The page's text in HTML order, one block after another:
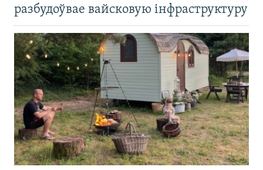
разбудоўвае вайсковую інфраструктуру